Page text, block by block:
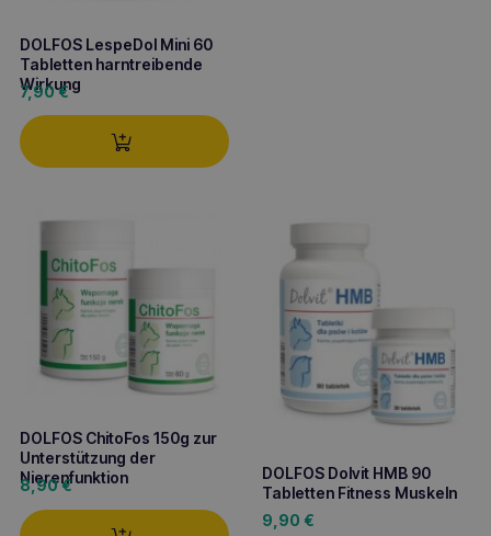
DOLFOS LespeDol Mini 60
Tabletten harntreibende
Wirkung
7,90€
DOLFOS ChitoFos 150g zur
Unterstützung der
Nierenfunktion
8,90€
DOLFOS Dolvit HMB 90
Tabletten Fitness Muskeln
9,90 €